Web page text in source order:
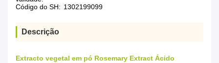
Código do SH: 1302199099
Descrição
Extracto vegetal em pó Rosemary Extract Ácido